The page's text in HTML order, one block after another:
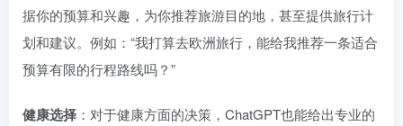
据你的预算和兴趣，为你推荐旅游目的地，甚至提供旅行计
划和建议。例如：“我打算去欧洲旅行，能给我推荐一条适合
预算有限的行程路线吗？”
健康选择 ：对于健康方面的决策，ChatGPT也能给出专业的